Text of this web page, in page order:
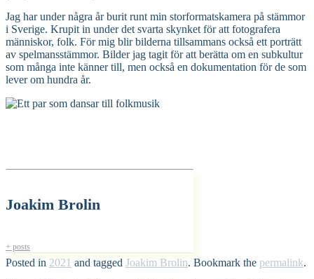
Jag har under några år burit runt min storformatskamera på stämmor
i Sverige. Krupit in under det svarta skynket för att fotografera
människor, folk. För mig blir bilderna tillsammans också ett porträtt
av spelmansstämmor. Bilder jag tagit för att berätta om en subkultur
som många inte känner till, men också en dokumentation för de som
lever om hundra år.
Joakim Brolin
+ posts
Posted in 2021 and tagged Joakim Brolin. Bookmark the permalink.